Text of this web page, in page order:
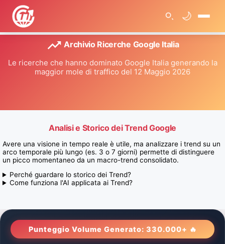
🌙
🏠
G
n
Archivio Ricerche Google Italia
Le ricerche che hanno dominato Google Italia generando la
maggior mole di traffico del 12 Maggio 2026
Analisi e Storico dei Trend Google
Avere una visione in tempo reale è utile, ma analizzare i trend su un
arco temporale più lungo (es. 3 o 7 giorni) permette di distinguere
un picco momentaneo da un macro-trend consolidato.
Perché guardare lo storico dei Trend?
Come funziona l'AI applicata ai Trend?
Punteggio Volume Generato: 330.000+ 🔥